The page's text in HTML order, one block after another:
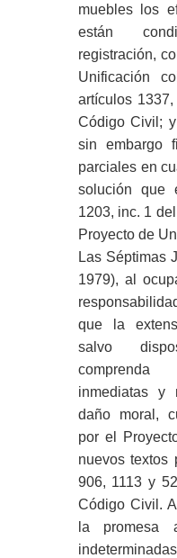
muebles los
están
registración,
Unificación
artículos
Código Civil;
sin embargo
parciales en
solución que
1203, inc. 1
Proyecto de
Las Séptimas
1979), al
que la
salvo
comprenda
inmediatas y
daño moral,
por el
nuevos textos
906, 1113 y
Código Civil.
la promesa